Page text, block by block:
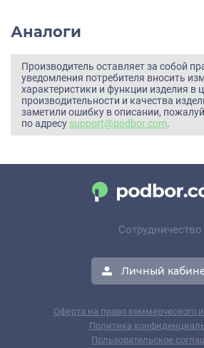
Аналоги
Производитель оставляет за собой
уведомления потребителя вносить
характеристики и функции изделия в
производительности и качества
заметили ошибку в описании,
по адресу support@podbor.com.
Сотрудничество
Личный
Оферта на право коммерческого
Политика
Пользовательское